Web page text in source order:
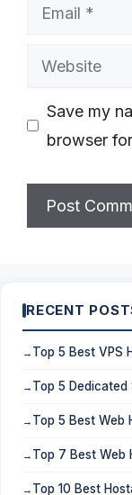
Email
Website
Save my
browser
RECENT
Top 5 Best VPS
Top 5
Top 5 Best Web
Top 7 Best Web
Top 10 Best